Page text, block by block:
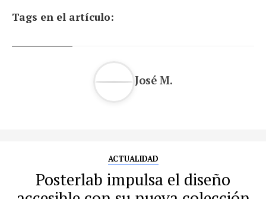
Tags en el artículo:
José M.
ACTUALIDAD
Posterlab impulsa el diseño